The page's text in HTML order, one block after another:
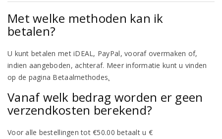
Met welke methoden kan ik
betalen?
U kunt betalen met iDEAL, PayPal, vooraf overmaken of,
indien aangeboden, achteraf. Meer informatie kunt u vinden
op de pagina Betaalmethodes.
Vanaf welk bedrag worden er geen
verzendkosten berekend?
Voor alle bestellingen tot €50.00 betaalt u €